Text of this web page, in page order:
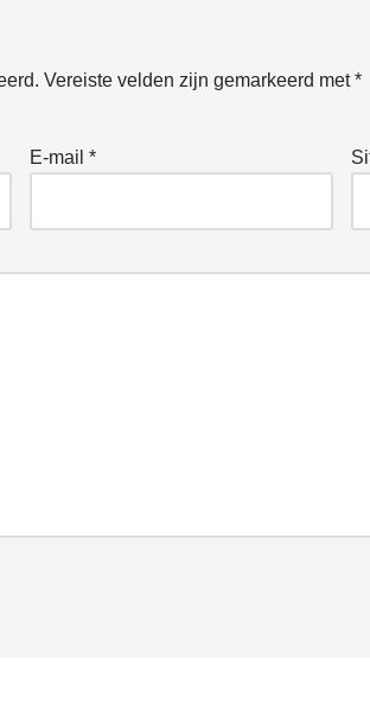
Vereiste velden zijn gemarkeerd met*
E-mail*